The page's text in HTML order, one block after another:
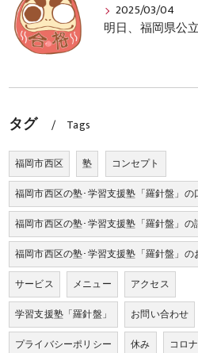
2025/03/04
明日、福岡県公
タグ Tags
福岡市西区 塾
コンセプト
福岡市西区の塾･学習支援塾「羅針盤」の
福岡市西区の塾･学習支援塾「羅針盤」の
福岡市西区の塾･学習支援塾「羅針盤」の
サービス
メニュー
アクセス
学習支援塾「羅針盤」
お問い合わせ
プライバシーポリシー
休み
コロ